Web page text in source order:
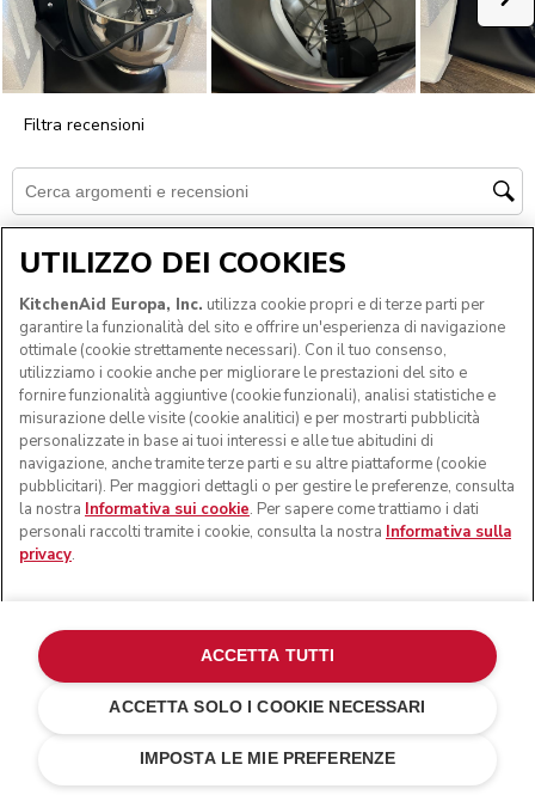
Rosso imperiale
€ 499,00
Risparmi sui
UTILIZZO DEI COOKIES
KitchenAid Europa, Inc. utilizza cookie propri e di terze parti per
garantire la funzionalità del sito e offrire un'esperienza di navigazione
ottimale (cookie strettamente necessari). Con il tuo consenso,
utilizziamo i cookie anche per migliorare le prestazioni del sito e
fornire funzionalità aggiuntive (cookie funzionali), analisi statistiche e
misurazione delle visite (cookie analitici) e per mostrarti pubblicità
personalizzate in base ai tuoi interessi e alle tue abitudini di
navigazione, anche tramite terze parti e su altre piattaforme (cookie
pubblicitari). Per maggiori dettagli o per gestire le preferenze, consulta
la nostra Informativa sui cookie. Per sapere come trattiamo i dati
personali raccolti tramite i cookie, consulta la nostra Informativa sulla
privacy.
IMPOSTA LE MIE PREFERENZE
ACCETTA SOLO I COOKIE NECESSARI
ACCETTA TUTTI